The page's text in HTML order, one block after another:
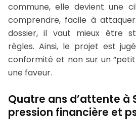
commune, elle devient une
comprendre, facile à
dossier, il vaut mieux être
règles. Ainsi, le projet est
conformité et non sur un
une faveur.
Quatre ans d’attente à
pression financière et